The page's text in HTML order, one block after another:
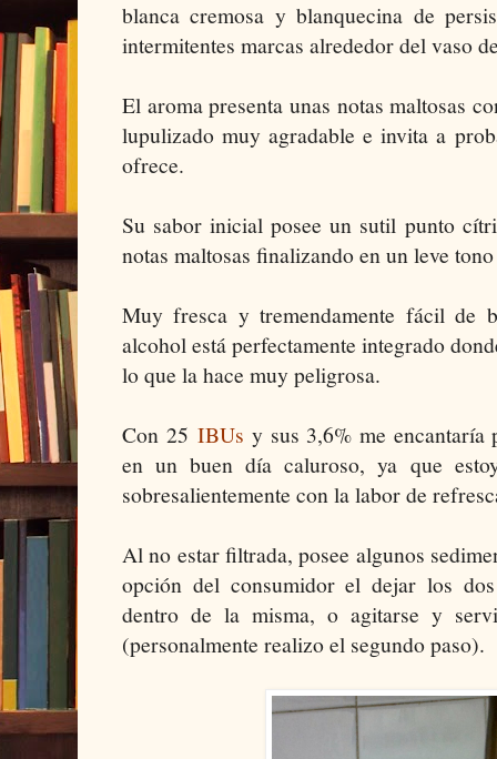
blanca cremosa y blanquecina de
intermitentes marcas alrededor del vaso
El aroma presenta unas notas maltosas
lupulizado muy agradable e invita a
ofrece.
Su sabor inicial posee un sutil punto
notas maltosas finalizando en un leve
Muy fresca y tremendamente fácil de
alcohol está perfectamente integrado
lo que la hace muy peligrosa.
Con 25IBUs y sus 3,6% me
en un buen día caluroso, ya que
sobresalientemente con la labor de
Al no estar filtrada, posee algunos
opción del consumidor el dejar los
dentro de la misma, o agitarse y
(personalmente realizo el segundo paso).